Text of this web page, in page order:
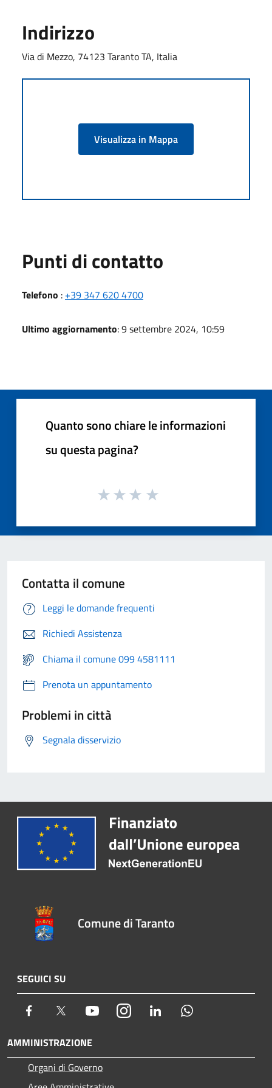
Indirizzo
Via di Mezzo, 74123 Taranto TA, Italia
Visualizza in Mappa
Punti di contatto
Telefono : +39 347 620 4700
Ultimo aggiornamento: 9 settembre 2024, 10:59
Quanto sono chiare le informazioni
su questa pagina?
Contatta il comune
Leggi le domande frequenti
Richiedi Assistenza
Chiama il comune 099 4581111
Prenota un appuntamento
Problemi in città
Segnala disservizio
Comune di Taranto
SEGUICI SU
Facebook Twitter YoutubeInstagram LinkedIn
AMMINISTRAZIONE
Organi di Governo